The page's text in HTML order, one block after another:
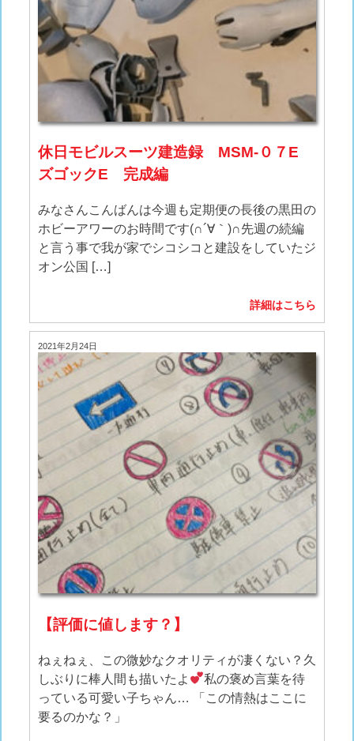
休日モビルスーツ建造録 MSM-０７E
ズゴックE 完成編
みなさんこんばんは今週も定期便の長後の黒田の
ホビーアワーのお時間です(∩´∀｀)∩先週の続編
と言う事で我が家でシコシコと建設をしていたジ
オン公国 […]
詳細はこちら
2021年2月24日
【評価に値します？】
ねぇねぇ、この微妙なクオリティが凄くない？久
しぶりに棒人間も描いたよ
私の褒め言葉を待
っている可愛い子ちゃん… 「この情熱はここに
要るのかな？」